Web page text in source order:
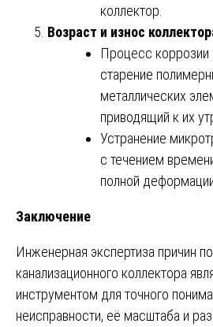
коллектор.
Возраст и износ
Процесс коррозии
старение
металлических
приводящий к их
Устранение
с течением
полной
Заключение
Инженерная экспертиза причин
канализационного коллектора
инструментом для точного
неисправности, её масштаба и